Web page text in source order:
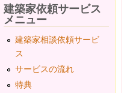
建築家依頼サービス
メニュー
建築家相談依頼サービ
ス
サービスの流れ
特典